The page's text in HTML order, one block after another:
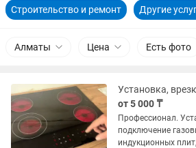
Строительство и ремонт Другие
Алматы Цена Есть фото
от 5 000 ₸
Профессионал.
подключение
индукционных